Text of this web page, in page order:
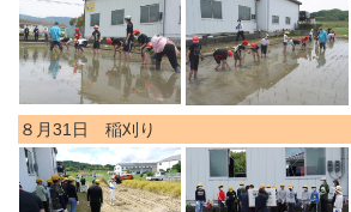
８月31日 稲刈り